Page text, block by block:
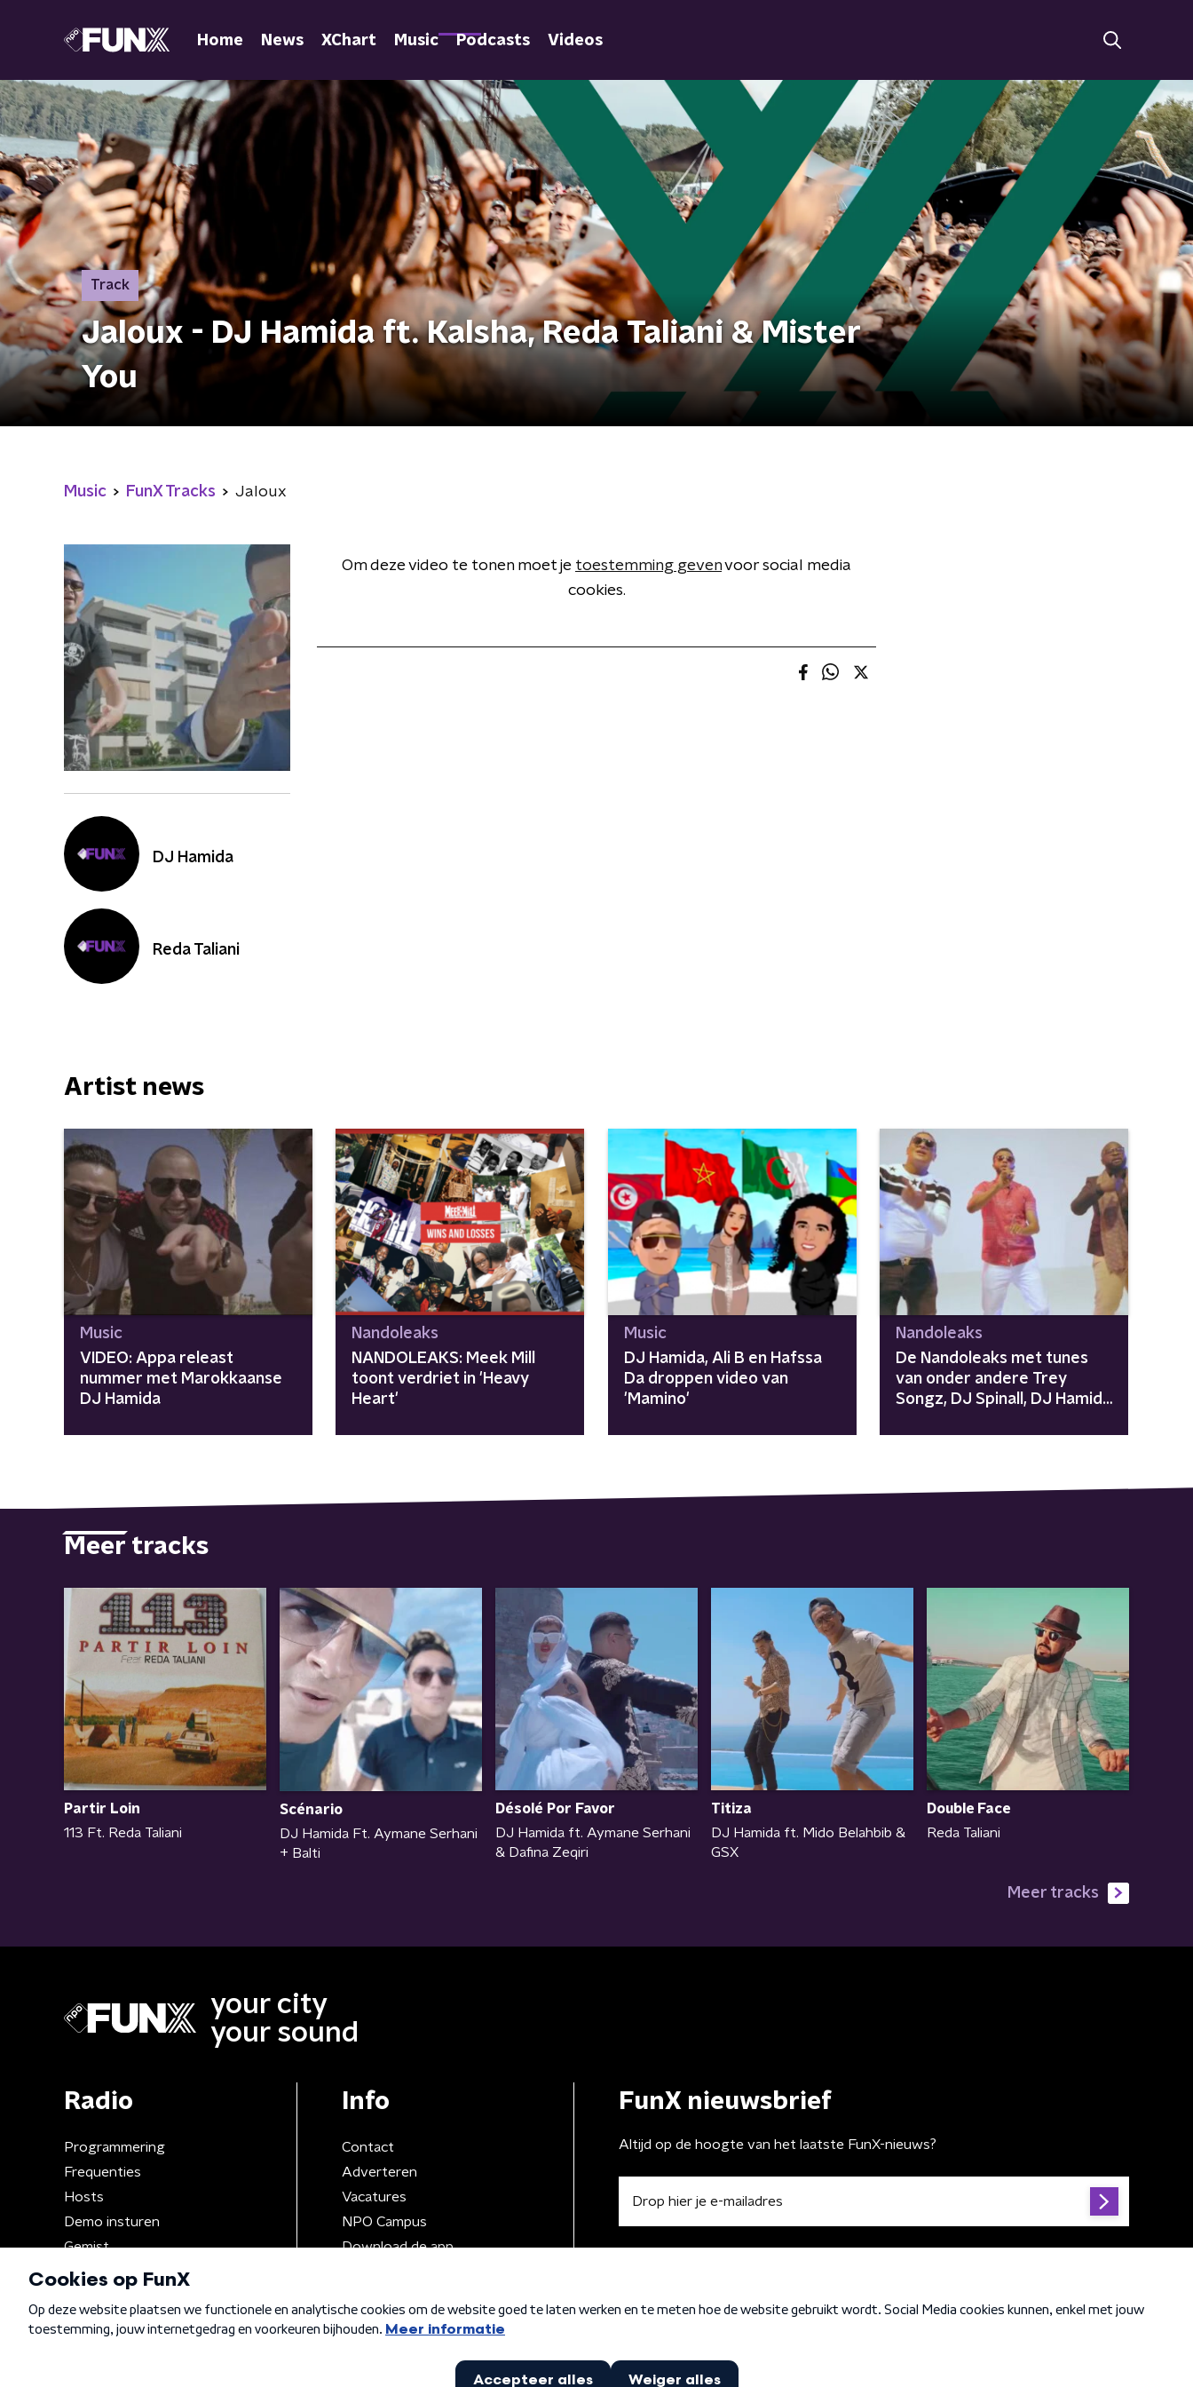
Home News XChart Music Podcasts Videos
Track
Jaloux - DJ Hamida ft. Kalsha, Reda Taliani & Mister
You
Music FunX Tracks Jaloux
DJ Hamida
Reda Taliani
Om deze video te tonen moet je toestemming gevenvoor social media
cookies.
Artist news
Music
VIDEO: Appa releast
nummer met Marokkaanse
DJ Hamida
Nandoleaks
NANDOLEAKS: Meek Mill
toont verdriet in 'Heavy
Heart'
Music
DJ Hamida, Ali B en Hafssa
Da droppen video van
'Mamino'
Nandoleaks
De Nandoleaks met tunes
van onder andere Trey
Songz, DJ Spinall, DJ Hamida
Meer tracks
Partir Loin
113 Ft. Reda Taliani
Scénario
DJ Hamida Ft. Aymane Serhani
+ Balti
Désolé Por Favor
DJ Hamida ft. Aymane Serhani
& Dafina Zeqiri
Titiza
DJ Hamida ft. Mido Belahbib &
GSX
Double Face
Reda Taliani
Meer tracks
your city
your sound
Radio
Programmering
Frequenties
Hosts
Demo insturen
Gemist
Info
Contact
Adverteren
Vacatures
NPO Campus
Download de app
FunX nieuwsbrief
Altijd op de hoogte van het laatste FunX-nieuws?
Algemene voorwaarden Privacybeleid